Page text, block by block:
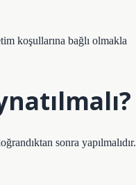
koşullarına bağlı olmakla
sonra yapılmalıdır.